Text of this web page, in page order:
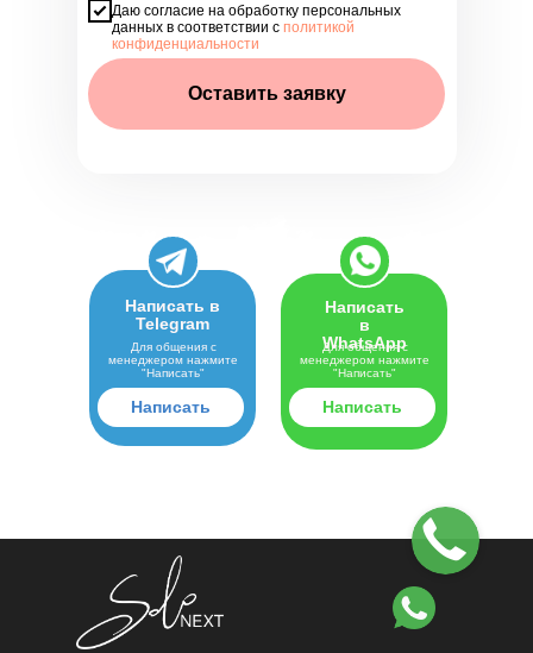
Написать в
Telegram
Для общения с
менеджером нажмите
"Написать"
Написать
Написать
в
WhatsApp
Для общения с
менеджером нажмите
"Написать"
Написать
Оставить заявку
Даю согласие на обработку персональных
данных в соответствии с политикой
конфиденциальности